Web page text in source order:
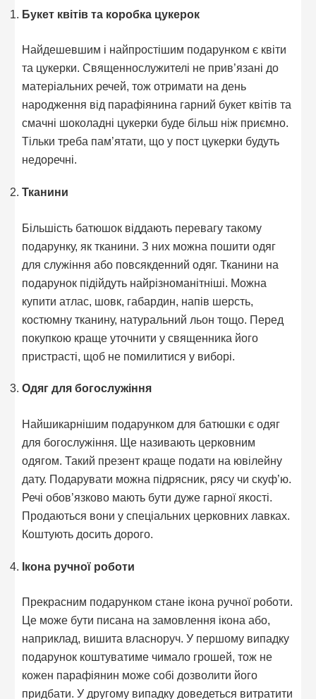
Букет квітів та коробка цукерок
Найдешевшим і найпростішим подарунком є квіти
та цукерки. Священнослужителі не прив’язані до
матеріальних речей, тож отримати на день
народження від парафіянина гарний букет квітів та
смачні шоколадні цукерки буде більш ніж приємно.
Тільки треба пам’ятати, що у пост цукерки будуть
недоречні.
Тканини
Більшість батюшок віддають перевагу такому
подарунку, як тканини. З них можна пошити одяг
для служіння або повсякденний одяг. Тканини на
подарунок підійдуть найрізноманітніші. Можна
купити атлас, шовк, габардин, напів шерсть,
костюмну тканину, натуральний льон тощо. Перед
покупкою краще уточнити у священника його
пристрасті, щоб не помилитися у виборі.
Одяг для богослужіння
Найшикарнішим подарунком для батюшки є одяг
для богослужіння. Ще називають церковним
одягом. Такий презент краще подати на ювілейну
дату. Подарувати можна підрясник, рясу чи скуф’ю.
Речі обов’язково мають бути дуже гарної якості.
Продаються вони у спеціальних церковних лавках.
Коштують досить дорого.
Ікона ручної роботи
Прекрасним подарунком стане ікона ручної роботи.
Це може бути писана на замовлення ікона або,
наприклад, вишита власноруч. У першому випадку
подарунок коштуватиме чимало грошей, тож не
кожен парафіянин може собі дозволити його
придбати. У другому випадку доведеться витратити